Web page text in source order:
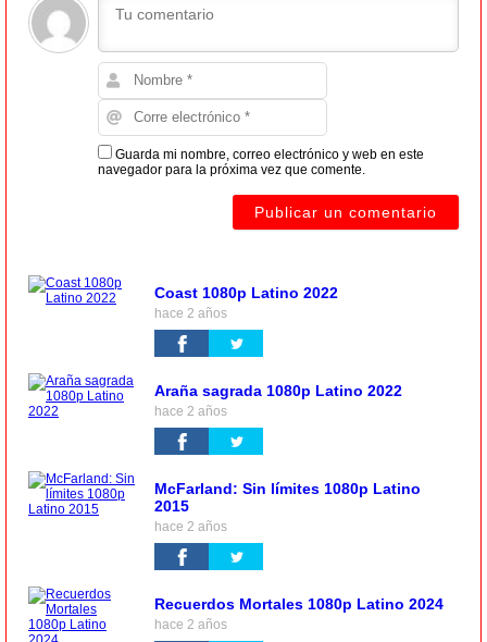
Guarda mi nombre, correo electrónico y web en este
navegador para la próxima vez que comente.
Coast 1080p Latino 2022
hace 2 años
Araña sagrada 1080p Latino 2022
hace 2 años
McFarland: Sin límites 1080p Latino
2015
hace 2 años
Recuerdos Mortales 1080p Latino 2024
hace 2 años